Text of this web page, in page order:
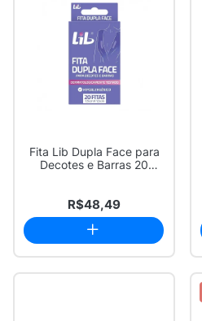
Fita Lib Dupla Face para
Decotes e Barras 20
R$48,49